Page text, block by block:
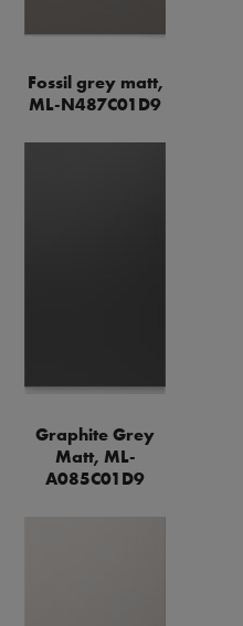
Fossil grey matt,
ML-N487C01D9
Graphite Grey
Matt, ML-
A085C01D9